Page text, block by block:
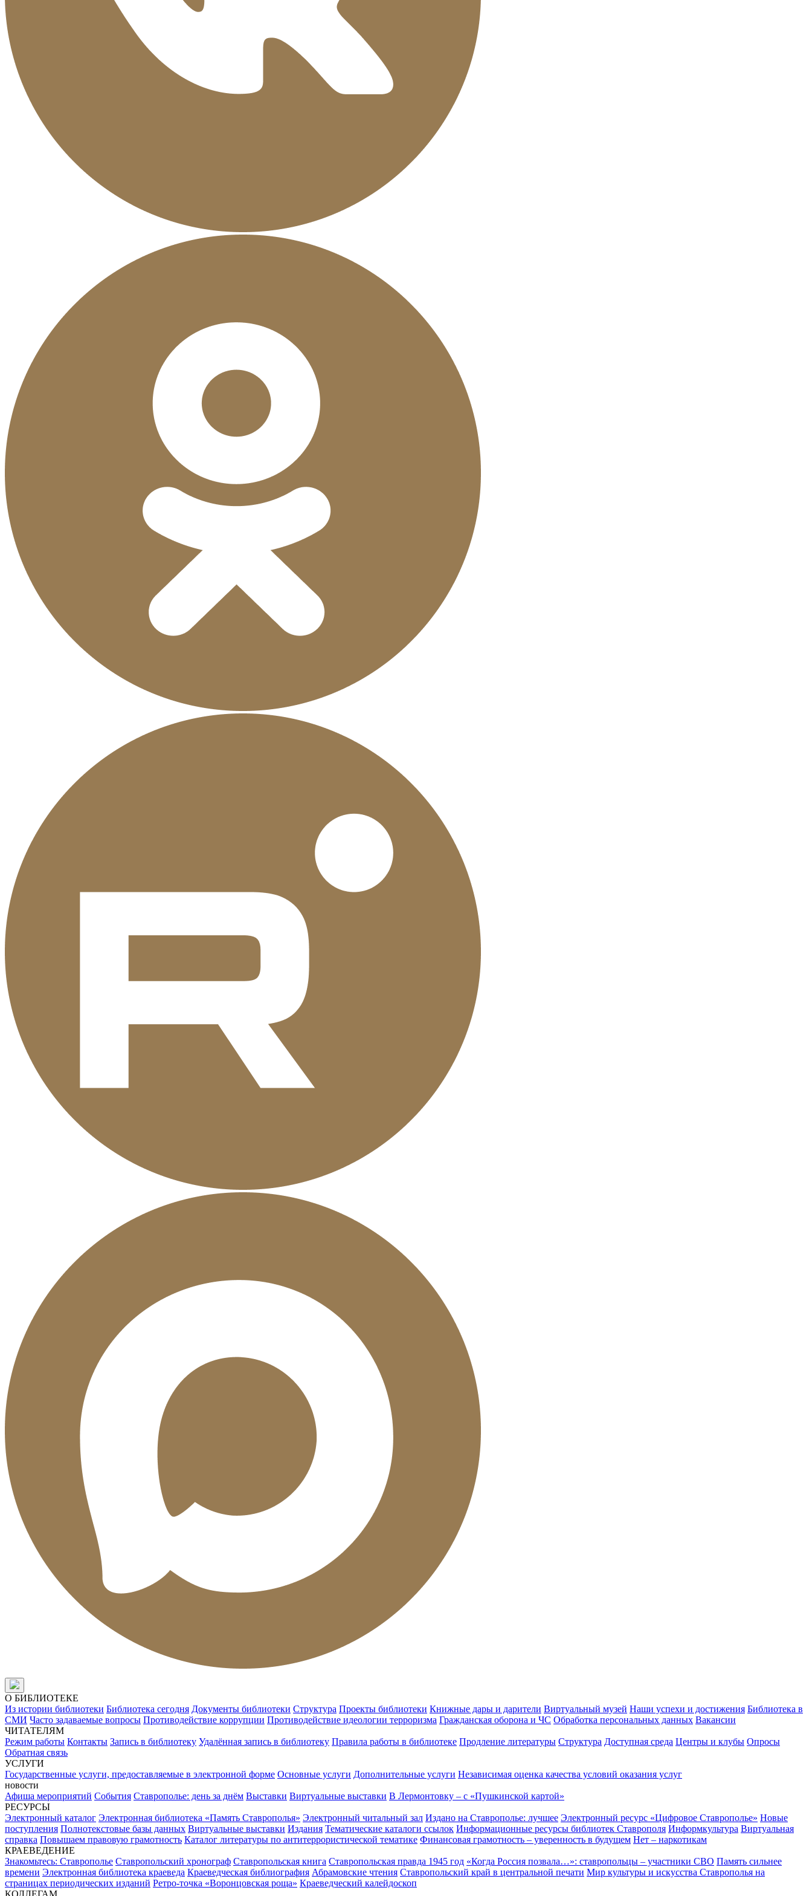
О БИБЛИОТЕКЕ
Из истории библиотеки Библиотека сегодня Документы библиотеки Структура Проекты библиотеки Книжные дары и дарители Виртуальный музей Наши успехи и достижения Библиотека в
СМИ Часто задаваемые вопросы Противодействие коррупции Противодействие идеологии терроризма Гражданская оборона и ЧС Обработка персональных данных Вакансии
ЧИТАТЕЛЯМ
Режим работы Контакты Запись в библиотеку Удалённая запись в библиотеку Правила работы в библиотеке Продление литературы Структура Доступная среда Центры и клубы Опросы
Обратная связь
УСЛУГИ
Государственные услуги, предоставляемые в электронной форме Основные услуги Дополнительные услуги Независимая оценка качества условий оказания услуг
новости
Афиша мероприятий События Ставрополье: день за днём Выставки Виртуальные выставки В Лермонтовку – с «Пушкинской картой»
РЕСУРСЫ
Электронный каталог Электронная библиотека «Память Ставрополья» Электронный читальный зал Издано на Ставрополье: лучшее Электронный ресурс «Цифровое Ставрополье» Новые
поступления Полнотекстовые базы данных Виртуальные выставки Издания Тематические каталоги ссылок Информационные ресурсы библиотек Ставрополя Информкультура Виртуальная
справка Повышаем правовую грамотность Каталог литературы по антитеррористической тематике Финансовая грамотность – уверенность в будущем Нет – наркотикам
КРАЕВЕДЕНИЕ
Знакомьтесь: Ставрополье Ставропольский хронограф Ставропольская книга Ставропольская правда 1945 год «Когда Россия позвала…»: ставропольцы – участники СВО Память сильнее
времени Электронная библиотека краеведа Краеведческая библиография Абрамовские чтения Ставропольский край в центральной печати Мир культуры и искусства Ставрополья на
страницах периодических изданий Ретро-точка «Воронцовская роща» Краеведческий калейдоскоп
КОЛЛЕГАМ